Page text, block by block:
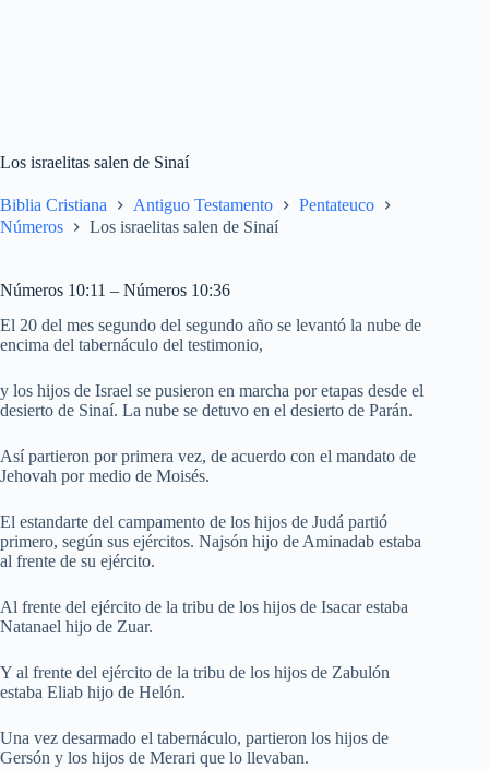
Los israelitas salen de Sinaí
Biblia Cristiana Antiguo Testamento
Pentateuco
Números
Los israelitas salen de Sinaí
Números 10:11 – Números 10:36
El 20 del mes segundo del segundo año se levantó la nube de
encima del tabernáculo del testimonio,
y los hijos de Israel se pusieron en marcha por etapas desde el
desierto de Sinaí. La nube se detuvo en el desierto de Parán.
Así partieron por primera vez, de acuerdo con el mandato de
Jehovah por medio de Moisés.
El estandarte del campamento de los hijos de Judá partió
primero, según sus ejércitos. Najsón hijo de Aminadab estaba
al frente de su ejército.
Al frente del ejército de la tribu de los hijos de Isacar estaba
Natanael hijo de Zuar.
Y al frente del ejército de la tribu de los hijos de Zabulón
estaba Eliab hijo de Helón.
Una vez desarmado el tabernáculo, partieron los hijos de
Gersón y los hijos de Merari que lo llevaban.